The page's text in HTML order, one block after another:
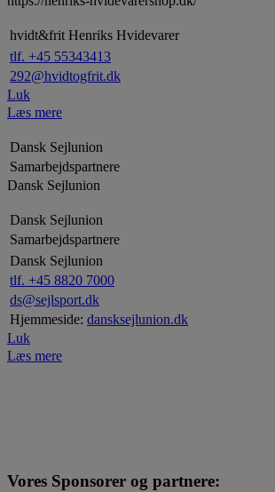
hvidt&frit Henriks Hvidevarer
tlf. +45 55343413
292@hvidtogfrit.dk
Luk
Læs mere
Dansk Sejlunion
Samarbejdspartnere
Dansk Sejlunion
Dansk Sejlunion
Samarbejdspartnere
Dansk Sejlunion
tlf. +45 8820 7000
ds@sejlsport.dk
Hjemmeside: dansksejlunion.dk
Luk
Læs mere
Vores Sponsorer og partnere: